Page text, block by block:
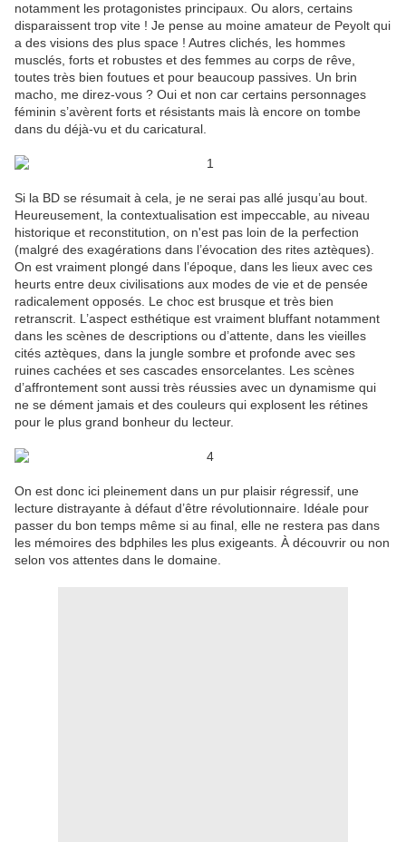
notamment les protagonistes principaux. Ou alors, certains
disparaissent trop vite ! Je pense au moine amateur de Peyolt qui
a des visions des plus space ! Autres clichés, les hommes
musclés, forts et robustes et des femmes au corps de rêve,
toutes très bien foutues et pour beaucoup passives. Un brin
macho, me direz-vous ? Oui et non car certains personnages
féminin s’avèrent forts et résistants mais là encore on tombe
dans du déjà-vu et du caricatural.
Si la BD se résumait à cela, je ne serai pas allé jusqu’au bout.
Heureusement, la contextualisation est impeccable, au niveau
historique et reconstitution, on n'est pas loin de la perfection
(malgré des exagérations dans l’évocation des rites aztèques).
On est vraiment plongé dans l’époque, dans les lieux avec ces
heurts entre deux civilisations aux modes de vie et de pensée
radicalement opposés. Le choc est brusque et très bien
retranscrit. L’aspect esthétique est vraiment bluffant notamment
dans les scènes de descriptions ou d’attente, dans les vieilles
cités aztèques, dans la jungle sombre et profonde avec ses
ruines cachées et ses cascades ensorcelantes. Les scènes
d’affrontement sont aussi très réussies avec un dynamisme qui
ne se dément jamais et des couleurs qui explosent les rétines
pour le plus grand bonheur du lecteur.
On est donc ici pleinement dans un pur plaisir régressif, une
lecture distrayante à défaut d’être révolutionnaire. Idéale pour
passer du bon temps même si au final, elle ne restera pas dans
les mémoires des bdphiles les plus exigeants. À découvrir ou non
selon vos attentes dans le domaine.